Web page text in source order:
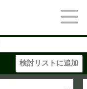
検討リストに追加